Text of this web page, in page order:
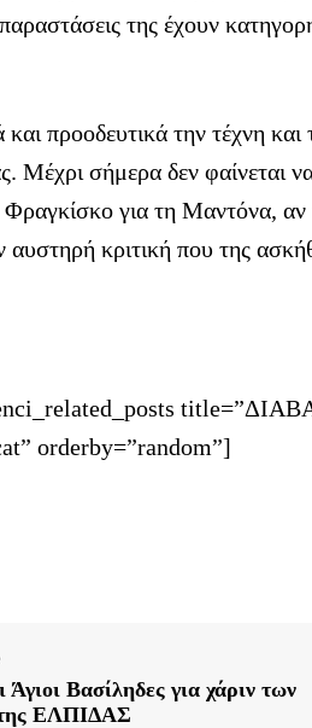
της έχουν
προοδευτικά την τέχνη και
Μέχρι σήμερα δεν φαίνεται
για τη Μαντόνα, αν
αυστηρή κριτική που της
orderby=”random”]
Άγιοι Βασίληδες για χάριν των
ΕΛΠΙΔΑΣ